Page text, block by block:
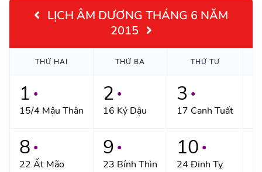
LỊCH ÂM DƯƠNG THÁNG 6 NĂM
2015
THỨ HAI THỨ BA THỨ TƯ
1 ●
15/4 Mậu Thân
2 ●
16 Kỷ Dậu
3 ●
17 Canh Tuất
8 ●
22 Ất Mão
9 ●
23 Bính Thìn
10 ●
24 Đinh Tỵ